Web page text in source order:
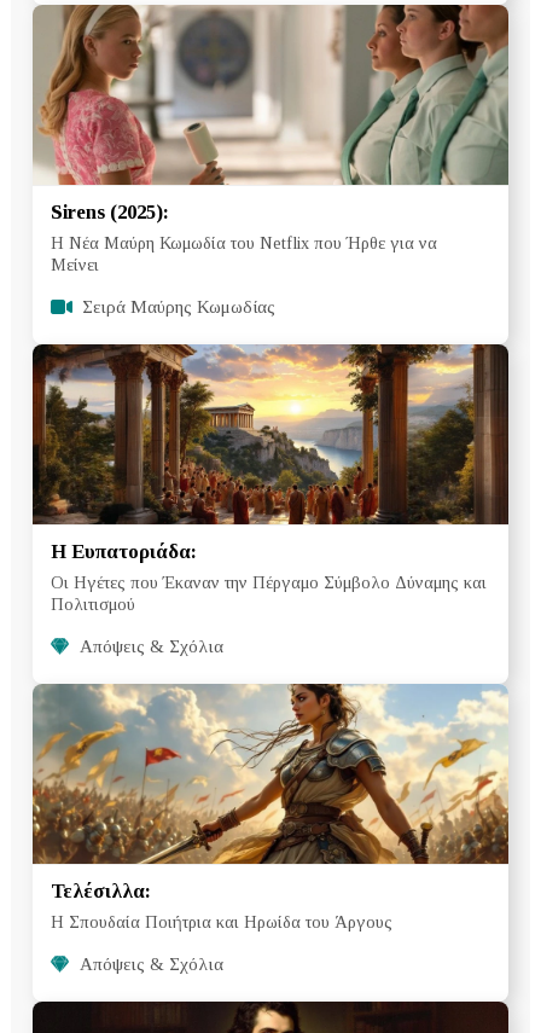
Sirens (2025):
Η Νέα Μαύρη Κωμωδία του Netflix που Ήρθε για να
Μείνει
Σειρά Μαύρης Κωμωδίας
Η Ευπατοριάδα:
Οι Ηγέτες που Έκαναν την Πέργαμο Σύμβολο Δύναμης και
Πολιτισμού
Απόψεις & Σχόλια
Τελέσιλλα:
Η Σπουδαία Ποιήτρια και Ηρωίδα του Άργους
Απόψεις & Σχόλια